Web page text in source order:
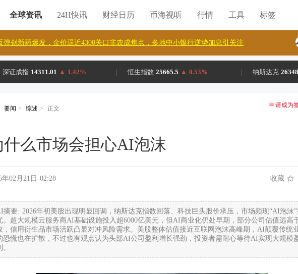
全球资讯 24H快讯 财经日历 币海视听 行情 工具 标签
弹创新药爆发，金价逼近4300关口非农成焦点，多地中小银行逆势加息引关注
深证成指 14311.01 ▲ 1.42% | 恒生指数 25665.5 ▲ 0.53% | 纳斯达克
要闻 > 综述 > 正文 申请成为
什么市场会担心AI泡沫
年02月21日 02:28 收藏
摘要: 2026年初美股出现明显回调，纳斯达克指数回落、科技巨头股价承压，市场频现“AI泡沫
。超大规模云服务商AI基础设施投入超6000亿美元，但AI商业化仍处早期，部分公司估值远高
，信用衍生品市场活跃凸显对冲风险需求。美股整体估值接近互联网泡沫高峰期，AI颠覆传统
恐慌也在扩散，不过也有观点认为头部AI公司盈利增长强劲，投资者需耐心等待AI实现大规模